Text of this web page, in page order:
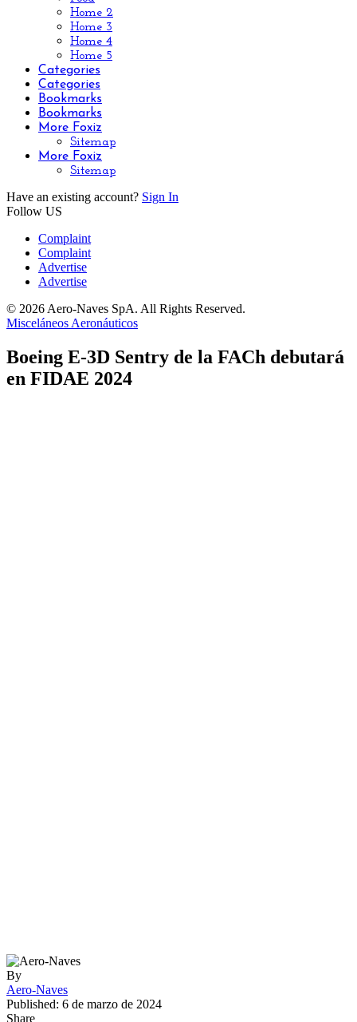
Home 2
Home 3
Home 4
Home 5
Categories
Categories
Bookmarks
Bookmarks
More Foxiz
Sitemap
More Foxiz
Sitemap
Have an existing account? Sign In
Follow US
Complaint
Complaint
Advertise
Advertise
© 2026 Aero-Naves SpA. All Rights Reserved.
Misceláneos Aeronáuticos
Boeing E-3D Sentry de la FACh debutará
en FIDAE 2024
By
Aero-Naves
Published: 6 de marzo de 2024
Share